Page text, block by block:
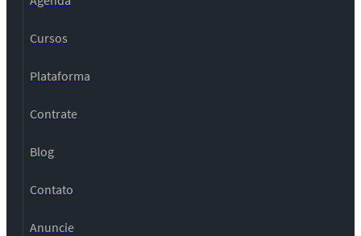
Cursos
Plataforma
Contrate
Blog
Contato
Anuncie